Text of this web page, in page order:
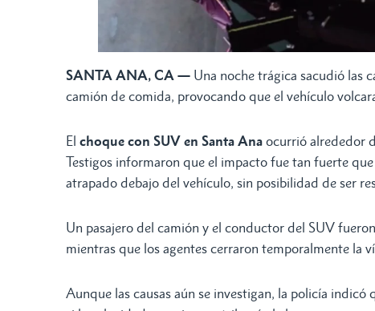
SANTA ANA, CA — Una noche trágica sacudió las
camión de comida, provocando que el vehículo
El choque con SUV en Santa Ana ocurrió alrededor
Testigos informaron que el impacto fue tan fuerte
atrapado debajo del vehículo, sin posibilidad de ser
Un pasajero del camión y el conductor del SUV
mientras que los agentes cerraron temporalmente la
Aunque las causas aún se investigan, la policía